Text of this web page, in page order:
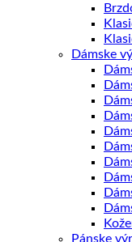
Dámske
Pánske